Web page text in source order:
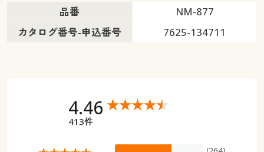
品番
NM-877
カタログ番号-申込番号
7625-134711
4.46
413件